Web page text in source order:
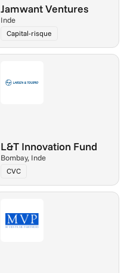
Jamwant Ventures
Inde
Capital-risque
L&T Innovation Fund
Bombay, Inde
CVC